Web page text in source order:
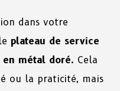
dans votre
plateau de service
en métal doré. Cela
ou la praticité, mais